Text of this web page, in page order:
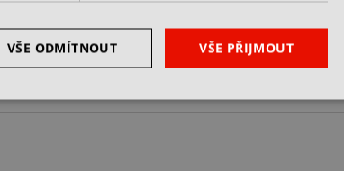
VŠE PŘIJMOUT
VŠE ODMÍTNOUT